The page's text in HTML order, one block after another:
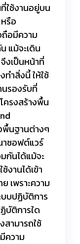
ใช้งานอยู่บน
รือ
ถือมีความ
แม้จะเดิน
งเป็นหน้าที่
ทำสิ่งนี้ ให้ใช้
รองรับที่
ครงสร้างพื้น
พื้นฐานต่างๆ
ซอฟต์แวร์
กันได้แม้จะ
านได้เข้า
เพราะความ
บบปฏิบัติการ
บัติการใด
ามารถใช้
ความ